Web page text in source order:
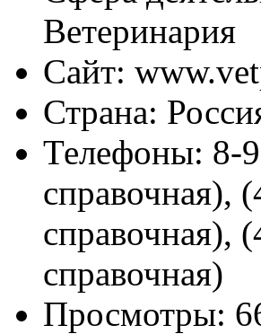
Ветеринария
Сайт:
Страна:
Телефоны: 8-
справочная),
справочная),
справочная)
Просмотры: